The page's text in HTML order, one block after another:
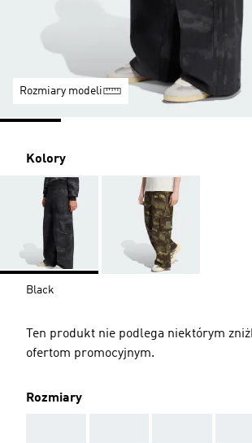
Rozmiary modeli
Kolory
Black
Ten produkt nie podlega niektórym
ofertom promocyjnym.
Rozmiary